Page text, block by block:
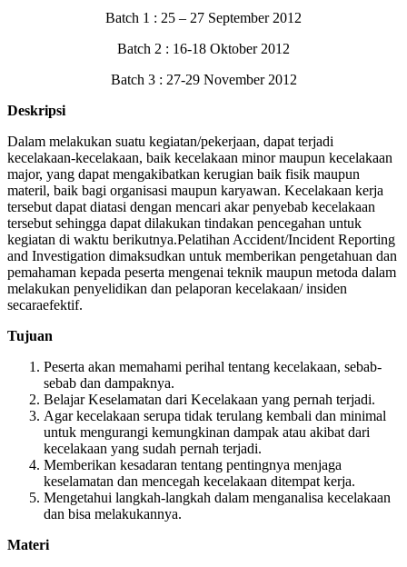
Batch 1 : 25 – 27 September 2012
Batch 2 : 16-18 Oktober 2012
Batch 3 : 27-29 November 2012
Deskripsi
Dalam melakukan suatu kegiatan/pekerjaan, dapat terjadi
kecelakaan-kecelakaan, baik kecelakaan minor maupun kecelakaan
major, yang dapat mengakibatkan kerugian baik fisik maupun
materil, baik bagi organisasi maupun karyawan. Kecelakaan kerja
tersebut dapat diatasi dengan mencari akar penyebab kecelakaan
tersebut sehingga dapat dilakukan tindakan pencegahan untuk
kegiatan di waktu berikutnya.Pelatihan Accident/Incident Reporting
and Investigation dimaksudkan untuk memberikan pengetahuan dan
pemahaman kepada peserta mengenai teknik maupun metoda dalam
melakukan penyelidikan dan pelaporan kecelakaan/ insiden
secaraefektif.
Tujuan
Peserta akan memahami perihal tentang kecelakaan, sebab-
sebab dan dampaknya.
Belajar Keselamatan dari Kecelakaan yang pernah terjadi.
Agar kecelakaan serupa tidak terulang kembali dan minimal
untuk mengurangi kemungkinan dampak atau akibat dari
kecelakaan yang sudah pernah terjadi.
Memberikan kesadaran tentang pentingnya menjaga
keselamatan dan mencegah kecelakaan ditempat kerja.
Mengetahui langkah-langkah dalam menganalisa kecelakaan
dan bisa melakukannya.
Materi